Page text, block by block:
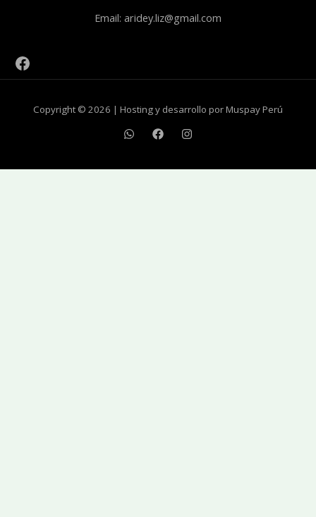
Email: aridey.liz@gmail.com
Copyright © 2026 | Hosting y desarrollo por Muspay Perú